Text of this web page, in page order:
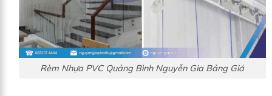
Rèm Nhựa PVC Quảng Bình Nguyễn Gia Bảng Giá